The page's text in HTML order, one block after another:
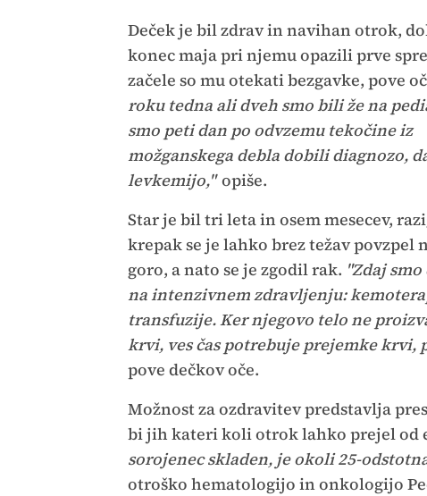
Deček je bil zdrav in navihan otrok,
konec maja pri njemu opazili prve
začele so mu otekati bezgavke, pove
roku tedna ali dveh smo bili že na
smo peti dan po odvzemu tekočine iz
možganskega debla dobili diagnozo,
levkemijo,"opiše.
Star je bil tri leta in osem mesecev,
krepak se je lahko brez težav povzpel
goro, a nato se je zgodil rak. "Zdaj smo
na intenzivnem zdravljenju:
transfuzije. Ker njegovo telo ne
krvi, ves čas potrebuje prejemke krvi,
pove dečkov oče.
Možnost za ozdravitev predstavlja
bi jih kateri koli otrok lahko prejel od
sorojenec skladen, je okoli 25-
otroško hematologijo in onkologijo